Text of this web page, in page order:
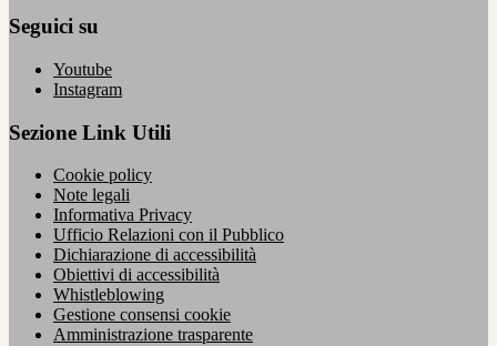
Seguici su
Youtube
Instagram
Sezione Link Utili
Cookie policy
Note legali
Informativa Privacy
Ufficio Relazioni con il Pubblico
Dichiarazione di accessibilità
Obiettivi di accessibilità
Whistleblowing
Gestione consensi cookie
Amministrazione trasparente